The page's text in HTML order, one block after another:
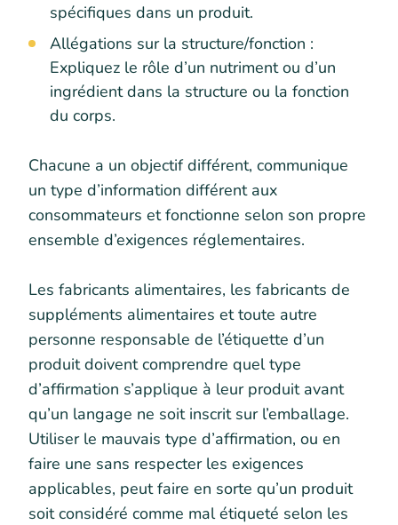
spécifiques dans un produit.
Allégations sur la structure/fonction :
Expliquez le rôle d’un nutriment ou d’un
ingrédient dans la structure ou la fonction
du corps.
Chacune a un objectif différent, communique
un type d’information différent aux
consommateurs et fonctionne selon son propre
ensemble d’exigences réglementaires.
Les fabricants alimentaires, les fabricants de
suppléments alimentaires et toute autre
personne responsable de l’étiquette d’un
produit doivent comprendre quel type
d’affirmation s’applique à leur produit avant
qu’un langage ne soit inscrit sur l’emballage.
Utiliser le mauvais type d’affirmation, ou en
faire une sans respecter les exigences
applicables, peut faire en sorte qu’un produit
soit considéré comme mal étiqueté selon les